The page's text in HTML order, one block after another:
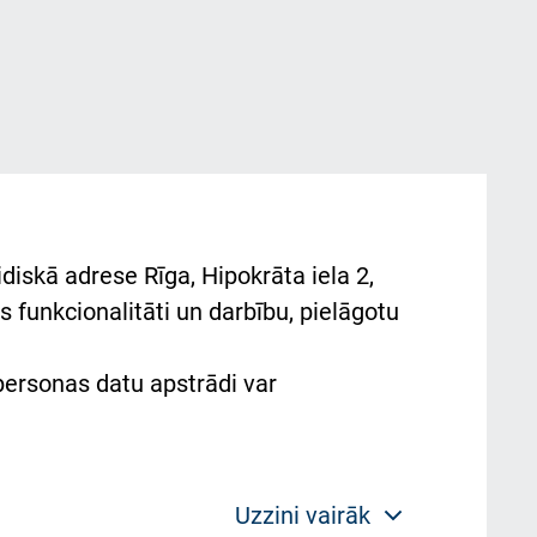
adrese Rīga, Hipokrāta iela 2,
funkcionalitāti un darbību, pielāgotu
datu apstrādi var
Uzzini vairāk